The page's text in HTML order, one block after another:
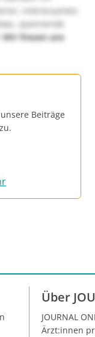
interessanten
spannende
Wir freuen uns
Beiträge
Über
JOURNAL
Ärzt:innen